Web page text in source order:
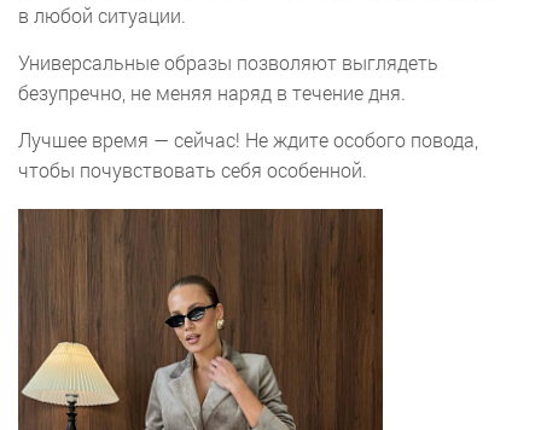
в любой ситуации.
Универсальные образы позволяют выглядеть
безупречно, не меняя наряд в течение дня.
Лучшее время — сейчас! Не ждите особого повода,
чтобы почувствовать себя особенной.